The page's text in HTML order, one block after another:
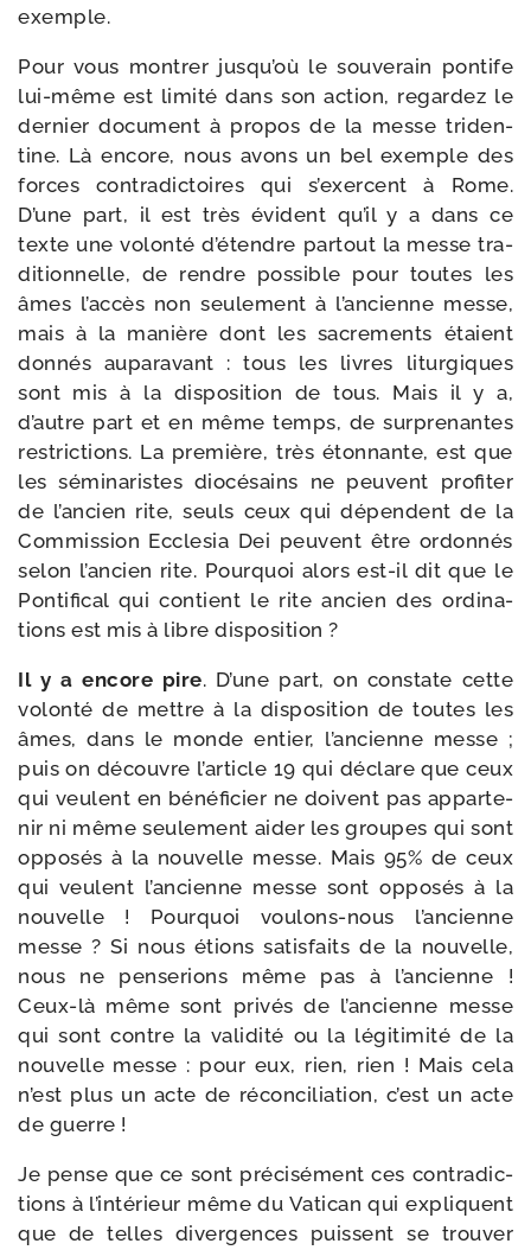
exemple.
Pour vous mon­trer jusqu’où le sou­ve­rain pon­tife
lui-​même est limi­té dans son action, regar­dez le
der­nier docu­ment à pro­pos de la messe tri­den­
tine. Là encore, nous avons un bel exemple des
forces contra­dic­toires qui s’exercent à Rome.
D’une part, il est très évident qu’il y a dans ce
texte une volon­té d’étendre par­tout la messe tra­
di­tion­nelle, de rendre pos­sible pour toutes les
âmes l’accès non seule­ment à l’ancienne messe,
mais à la manière dont les sacre­ments étaient
don­nés aupa­ra­vant : tous les livres litur­giques
sont mis à la dis­po­si­tion de tous. Mais il y a,
d’autre part et en même temps, de sur­pre­nantes
res­tric­tions. La pre­mière, très éton­nante, est que
les sémi­na­ristes dio­cé­sains ne peuvent pro­fi­ter
de l’ancien rite, seuls ceux qui dépendent de la
Commission Ecclesia Dei peuvent être ordon­nés
selon l’ancien rite. Pourquoi alors est-​il dit que le
Pontifical qui contient le rite ancien des ordi­na­
tions est mis à libre disposition ?
Il y a encore pire. D’une part, on constate cette
volon­té de mettre à la dis­po­si­tion de toutes les
âmes, dans le monde entier, l’ancienne messe ;
puis on découvre l’article 19 qui déclare que ceux
qui veulent en béné­fi­cier ne doivent pas appar­te­
nir ni même seule­ment aider les groupes qui sont
oppo­sés à la nou­velle messe. Mais 95% de ceux
qui veulent l’ancienne messe sont oppo­sés à la
nou­velle ! Pourquoi voulons-​nous l’ancienne
messe ? Si nous étions satis­faits de la nou­velle,
nous ne pen­se­rions même pas à l’ancienne !
Ceux-​là même sont pri­vés de l’ancienne messe
qui sont contre la vali­di­té ou la légi­ti­mi­té de la
nou­velle messe : pour eux, rien, rien ! Mais cela
n’est plus un acte de récon­ci­lia­tion, c’est un acte
de guerre !
Je pense que ce sont pré­ci­sé­ment ces contra­dic­
tions à l’intérieur même du Vatican qui expliquent
que de telles diver­gences puissent se trou­ver